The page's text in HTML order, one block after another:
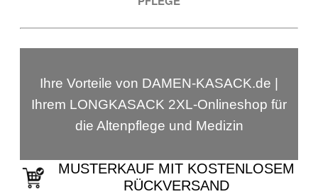
Ihre Vorteile von DAMEN-KASACK.de |
Ihrem LONGKASACK 2XL-Onlineshop für
die Altenpflege und Medizin
MUSTERKAUF MIT KOSTENLOSEM
RÜCKVERSAND